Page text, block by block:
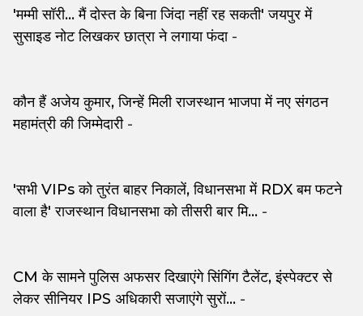
'मम्मी सॉरी... मैं दोस्त के बिना जिंदा नहीं रह सकती' जयपुर में
सुसाइड नोट लिखकर छात्रा ने लगाया फंदा-
कौन हैं अजेय कुमार, जिन्हें मिली राजस्थान भाजपा में नए संगठन
महामंत्री की जिम्मेदारी-
'सभी VIPs को तुरंत बाहर निकालें, विधानसभा में RDX बम फटने
वाला है' राजस्थान विधानसभा को तीसरी बार मि... -
CM के सामने पुलिस अफसर दिखाएंगे सिंगिंग टैलेंट, इंस्पेक्टर से
लेकर सीनियर IPS अधिकारी सजाएंगे सुरों... -